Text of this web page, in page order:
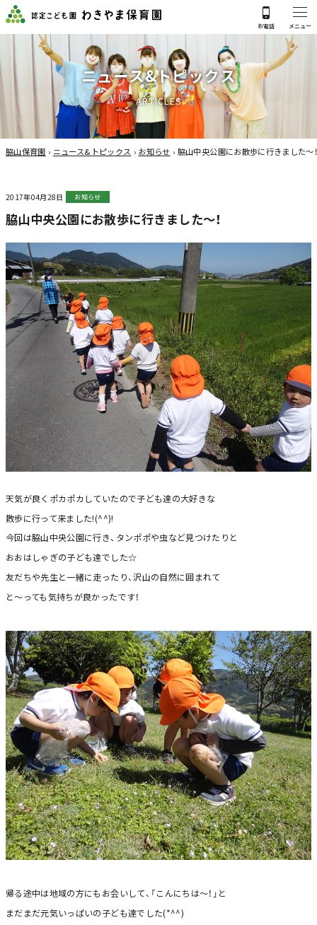
ニュース&トピックス
ARTICLES
脇山保育園 › ニュース&トピックス › お知らせ › 脇山中央公園にお散歩に行きました～
2017年04月28日 お知らせ
脇山中央公園にお散歩に行きました～！
天気が良くポカポカしていたので子ども達の大好きな
散歩に行って来ました!(^^)!
今回は脇山中央公園に行き、タンポポや虫など見つけたりと
おおはしゃぎの子ども達でした☆
友だちや先生と一緒に走ったり、沢山の自然に囲まれて
と～っても気持ちが良かったです！
帰る途中は地域の方にもお会いして、「こんにちは～！」と
まだまだ元気いっぱいの子ども達でした(*^^)